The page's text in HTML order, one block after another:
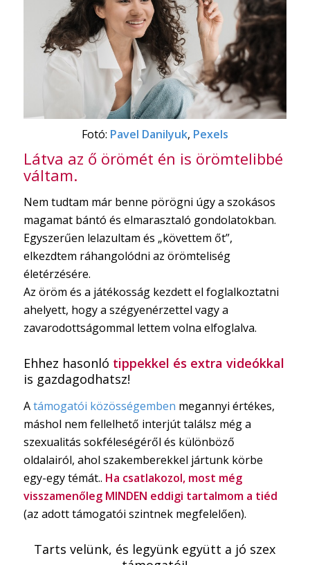
Fotó: Pavel Danilyuk, Pexels
Látva az ő örömét én is örömtelibbé
váltam.
Nem tudtam már benne pörögni úgy a szokásos
magamat bántó és elmarasztaló gondolatokban.
Egyszerűen lelazultam és „követtem őt”,
elkezdtem ráhangolódni az örömteliség
életérzésére.
Az öröm és a játékosság kezdett el foglalkoztatni
ahelyett, hogy a szégyenérzettel vagy a
zavarodottságommal lettem volna elfoglalva.
Ehhez hasonló tippekkel és extra videókkal
is gazdagodhatsz!
Atámogatói közösségemben megannyi értékes,
máshol nem fellelhető interjút találsz még a
szexualitás sokféleségéről és különböző
oldalairól, ahol szakemberekkel jártunk körbe
egy-egy témát.. Ha csatlakozol, most még
visszamenőleg MINDEN eddigi tartalmom a tiéd
(az adott támogatói szintnek megfelelően).
Tarts velünk, és legyünk együtt a jó szex